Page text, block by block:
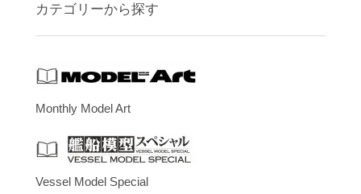
カテゴリーから探す
Monthly Model Art
Vessel Model Special